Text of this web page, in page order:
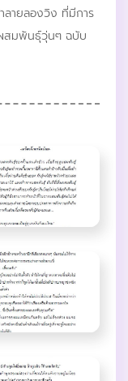
ลายลองวิง ที่มีการ
สมพันธุ์วุ่นๆ ฉบับ